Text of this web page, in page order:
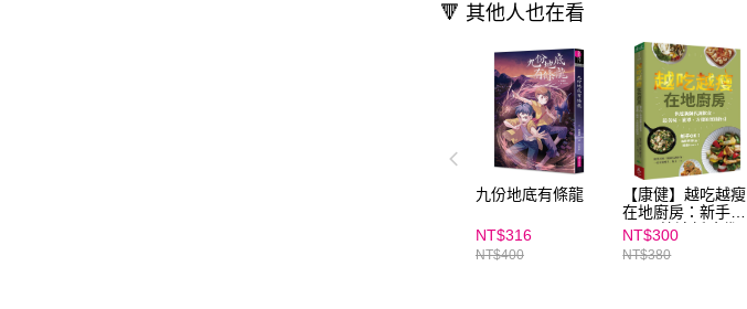
🔻 其他人也在看
九份地底有條龍
NT$316
NT$400
【康健】越吃越瘦
在地廚房：新手
OK！快速新陳代
謝飲食，最美味、
簡單、方便的實踐
NT$300
NT$380